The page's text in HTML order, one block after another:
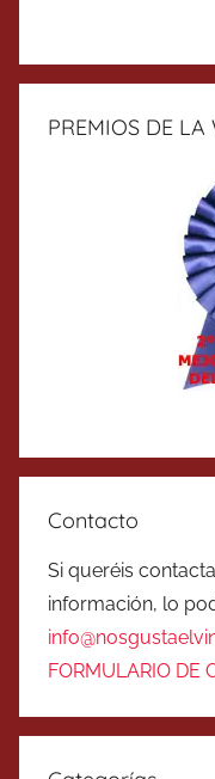
PREMIOS DE LA
Contacto
Si queréis
información, lo
FORMULARIO DE